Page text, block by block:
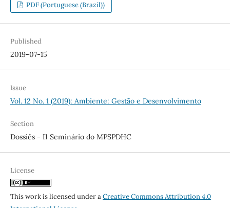
PDF (Portuguese (Brazil))
Published
2019-07-15
Issue
Vol. 12 No. 1 (2019): Ambiente: Gestão e Desenvolvimento
Section
Dossiês - II Seminário do MPSPDHC
License
This work is licensed under aCreative Commons Attribution 4.0